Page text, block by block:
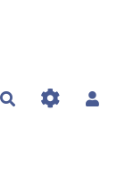
Rechercher